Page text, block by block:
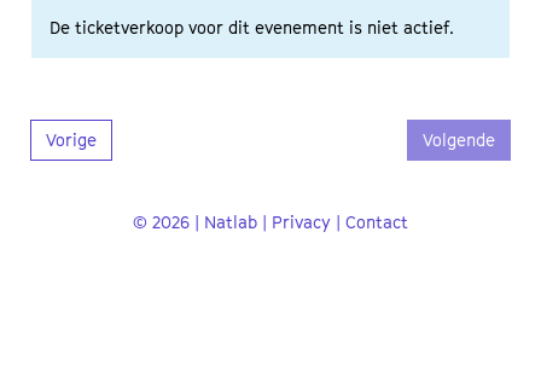
De ticketverkoop voor dit evenement is niet actief.
Vorige Volgende
© 2026 | Natlab | Privacy | Contact